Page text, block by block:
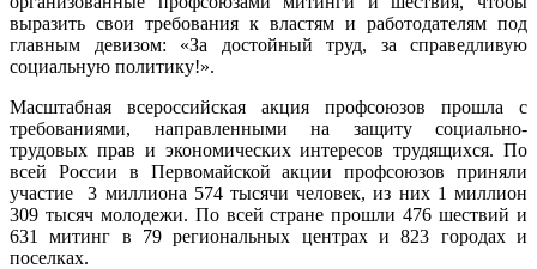
выразить свои требования к властям и работодателям под
главным девизом: «За достойный труд, за справедливую
социальную политику!».
Масштабная всероссийская акция профсоюзов прошла с
требованиями, направленными на защиту социально-
трудовых прав и экономических интересов трудящихся. По
всей России в Первомайской акции профсоюзов приняли
участие 3 миллиона 574 тысячи человек, из них 1 миллион
309 тысяч молодежи. По всей стране прошли 476 шествий и
631 митинг в 79 региональных центрах и 823 городах и
поселках.